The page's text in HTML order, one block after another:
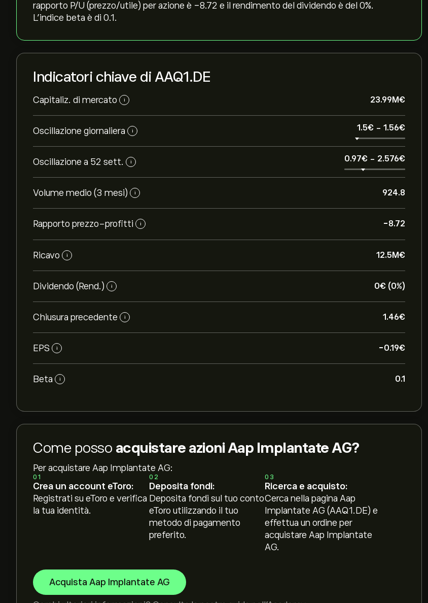
rapporto P/U (prezzo/utile) per azione è -8.72 e il rendimento del dividendo è del 0%.
L'indice beta è di 0.1.
Indicatori chiave di AAQ1.DE
Capitaliz. di mercato i 23.99M‎€‎
Oscillazione giornaliera i 1.5‎€‎ - 1.56‎€‎
Oscillazione a 52 sett. i 0.97‎€‎ - 2.576‎€‎
Volume medio (3 mesi) i 924.8
Rapporto prezzo-profitti i -8.72
Ricavo i 12.5M‎€‎
Dividendo (Rend.) i 0‎€‎ (0%)
Chiusura precedente i 1.46‎€‎
EPS i -0.19‎€‎
Beta i 0.1
Come posso acquistare azioni Aap Implantate AG?
Per acquistare Aap Implantate AG:
01
Crea un account eToro:
Registrati su eToro e verifica
la tua identità.
02
Deposita fondi:
Deposita fondi sul tuo conto
eToro utilizzando il tuo
metodo di pagamento
preferito.
03
Ricerca e acquisto:
Cerca nella pagina Aap
Implantate AG (AAQ1.DE) e
effettua un ordine per
acquistare Aap Implantate
AG.
Acquista Aap Implantate AG